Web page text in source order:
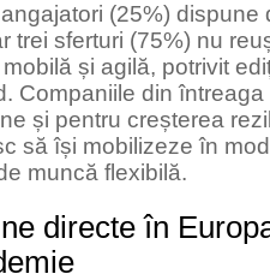
(25%)
trei sferturi (75%) nu
și agilă, potrivit
Companiile din
și pentru creșterea
să își mobilizeze în
muncă flexibilă.
directe în